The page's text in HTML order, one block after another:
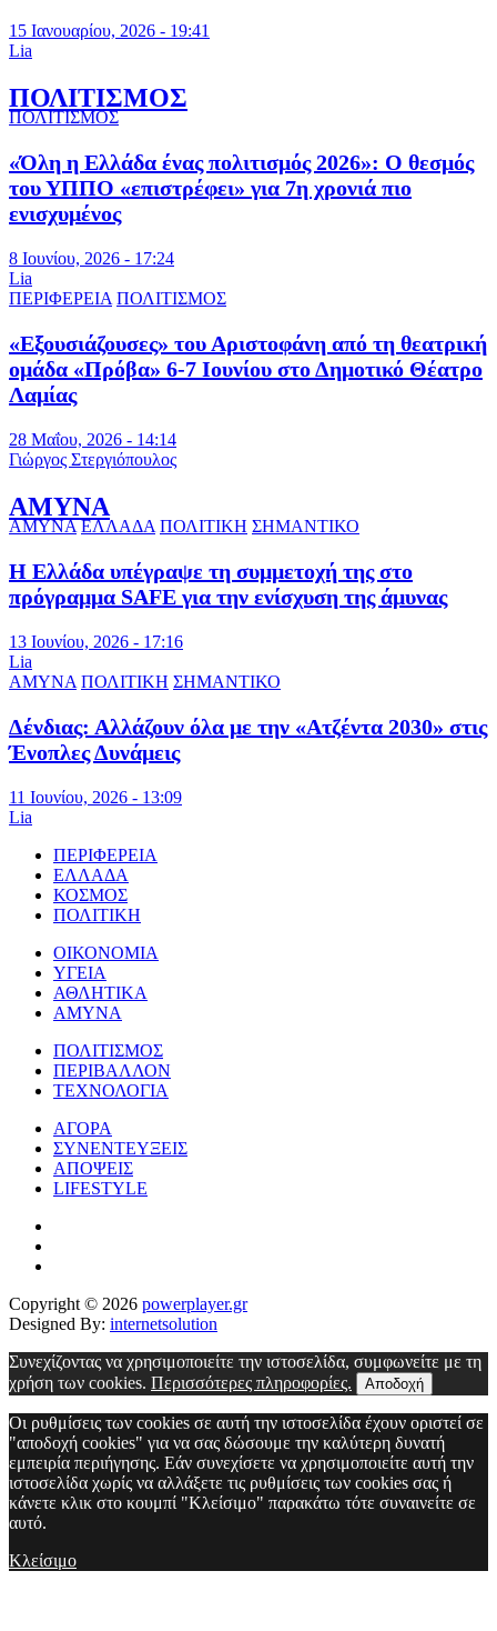
15 Ιανουαρίου, 2026 - 19:41
Lia
ΠΟΛΙΤΙΣΜΟΣ
ΠΟΛΙΤΙΣΜΟΣ
«Όλη η Ελλάδα ένας πολιτισμός 2026»: Ο θεσμός
του ΥΠΠΟ «επιστρέφει» για 7η χρονιά πιο
ενισχυμένος
8 Ιουνίου, 2026 - 17:24
Lia
ΠΕΡΙΦΕΡΕΙΑ ΠΟΛΙΤΙΣΜΟΣ
«Εξουσιάζουσες» του Αριστοφάνη από τη θεατρική
ομάδα «Πρόβα» 6-7 Ιουνίου στο Δημοτικό Θέατρο
Λαμίας
28 Μαΐου, 2026 - 14:14
Γιώργος Στεργιόπουλος
ΑΜΥΝΑ
ΑΜΥΝΑ ΕΛΛΑΔΑ ΠΟΛΙΤΙΚΗ ΣΗΜΑΝΤΙΚΟ
Η Ελλάδα υπέγραψε τη συμμετοχή της στο
πρόγραμμα SAFE για την ενίσχυση της άμυνας
13 Ιουνίου, 2026 - 17:16
Lia
ΑΜΥΝΑ ΠΟΛΙΤΙΚΗ ΣΗΜΑΝΤΙΚΟ
Δένδιας: Αλλάζουν όλα με την «Ατζέντα 2030» στις
Ένοπλες Δυνάμεις
11 Ιουνίου, 2026 - 13:09
Lia
ΠΕΡΙΦΕΡΕΙΑ
ΕΛΛΑΔΑ
ΚΟΣΜΟΣ
ΠΟΛΙΤΙΚΗ
ΟΙΚΟΝΟΜΙΑ
ΥΓΕΙΑ
ΑΘΛΗΤΙΚΑ
ΑΜΥΝΑ
ΠΟΛΙΤΙΣΜΟΣ
ΠΕΡΙΒΑΛΛΟΝ
ΤΕΧΝΟΛΟΓΙΑ
ΑΓΟΡΑ
ΣΥΝΕΝΤΕΥΞΕΙΣ
ΑΠΟΨΕΙΣ
LIFESTYLE
Copyright © 2026 powerplayer.gr
Designed By: internetsolution
Συνεχίζοντας να χρησιμοποιείτε την ιστοσελίδα, συμφωνείτε με τη
χρήση των cookies. Περισσότερες πληροφορίες. Αποδοχή
Οι ρυθμίσεις των cookies σε αυτή την ιστοσελίδα έχουν οριστεί σε
"αποδοχή cookies" για να σας δώσουμε την καλύτερη δυνατή
εμπειρία περιήγησης. Εάν συνεχίσετε να χρησιμοποιείτε αυτή την
ιστοσελίδα χωρίς να αλλάξετε τις ρυθμίσεις των cookies σας ή
κάνετε κλικ στο κουμπί "Κλείσιμο" παρακάτω τότε συναινείτε σε
αυτό.
Κλείσιμο